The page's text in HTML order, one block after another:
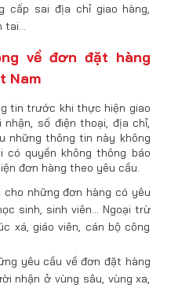
cấp sai địa chỉ giao hàng,
tai…
về đơn đặt hàng
Nam
tin trước khi thực hiện giao
số điện thoại, địa chỉ,
những thông tin này không
có quyền không thông báo
đơn hàng theo yêu cầu.
cho những đơn hàng có yêu
sinh, sinh viên… Ngoại trừ
xá, giáo viên, cán bộ công
yêu cầu về đơn đặt hàng
nhận ở vùng sâu, vùng xa,